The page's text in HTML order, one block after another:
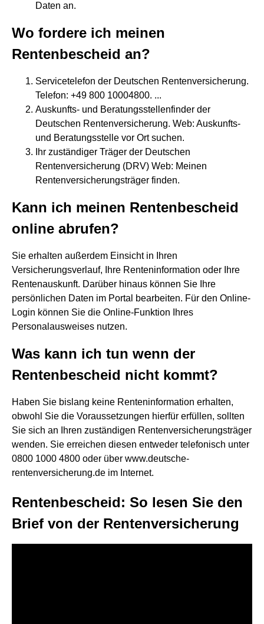
Daten an.
Wo fordere ich meinen
Rentenbescheid an?
Servicetelefon der Deutschen Rentenversicherung.
Telefon: +49 800 10004800. ...
Auskunfts- und Beratungsstellenfinder der
Deutschen Rentenversicherung. Web: Auskunfts-
und Beratungsstelle vor Ort suchen.
Ihr zuständiger Träger der Deutschen
Rentenversicherung (DRV) Web: Meinen
Rentenversicherungsträger finden.
Kann ich meinen Rentenbescheid
online abrufen?
Sie erhalten außerdem Einsicht in Ihren
Versicherungsverlauf, Ihre Renteninformation oder Ihre
Rentenauskunft. Darüber hinaus können Sie Ihre
persönlichen Daten im Portal bearbeiten. Für den Online-
Login können Sie die Online-Funktion Ihres
Personalausweises nutzen.
Was kann ich tun wenn der
Rentenbescheid nicht kommt?
Haben Sie bislang keine Renteninformation erhalten,
obwohl Sie die Voraussetzungen hierfür erfüllen, sollten
Sie sich an Ihren zuständigen Rentenversicherungsträger
wenden. Sie erreichen diesen entweder telefonisch unter
0800 1000 4800 oder über www.deutsche-
rentenversicherung.de im Internet.
Rentenbescheid: So lesen Sie den
Brief von der Rentenversicherung